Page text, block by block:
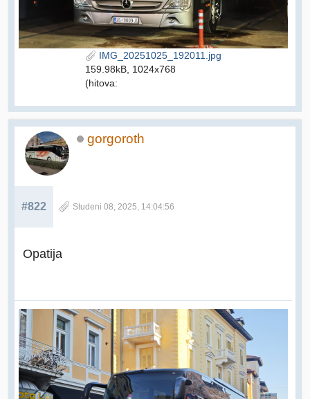
IMG_20251025_192011.jpg
159.98kB, 1024x768
(hitova:
gorgoroth
#822 Studeni 08, 2025, 14:04:56
Opatija